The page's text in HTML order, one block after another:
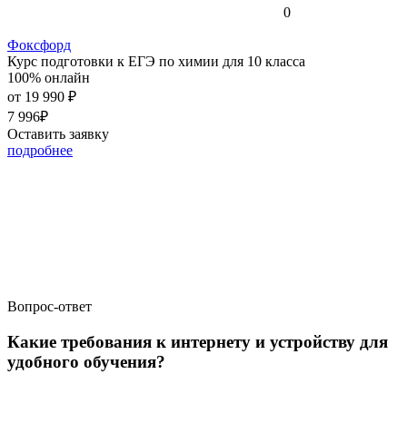
0
Фоксфорд
Курс подготовки к ЕГЭ по химии для 10 класса
100% онлайн
от 19 990 ₽
7 996₽
Оставить заявку
подробнее
Вопрос-ответ
Какие требования к интернету и устройству для
удобного обучения?